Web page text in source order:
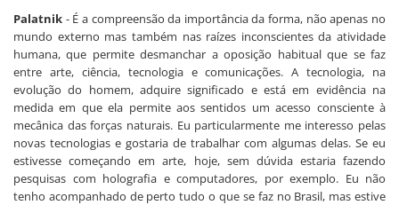
Palatnik - É a compreensão da importância da forma, não apenas no
mundo externo mas também nas raízes inconscientes da atividade
humana, que permite desmanchar a oposição habitual que se faz
entre arte, ciência, tecnologia e comunicações. A tecnologia, na
evolução do homem, adquire significado e está em evidência na
medida em que ela permite aos sentidos um acesso consciente à
mecânica das forças naturais. Eu particularmente me interesso pelas
novas tecnologias e gostaria de trabalhar com algumas delas. Se eu
estivesse começando em arte, hoje, sem dúvida estaria fazendo
pesquisas com holografia e computadores, por exemplo. Eu não
tenho acompanhado de perto tudo o que se faz no Brasil, mas estive